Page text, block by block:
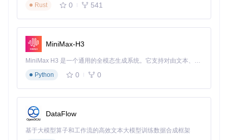
控制、日志记录等功能模块独立运行，互不干扰，既保证了操
作响应速度，又提高了系统稳定性。
🎮 场景化应用：不同游戏类型的适配策略
AI瞄准系统并非"一刀切"的解决方案，针对不同游戏类型需要
指南：
这类游戏的特点是视野开阔、目标移动灵活、交火距离变化
大。推荐配置：
Rust
0 541
MiniMax-H3
MiniMax H3 是一个通用的全模态生成系统。它支持对由文本、图像、视频和音频组成的多模态上下文进行统一理解，并能生成分辨率高达 2K、时长可达 15 秒的带原生立体声音频的视频。得益于面向任务泛化的系统设计，H3 在预训练阶段就已具备广泛的多模态上下文理解与生成能力，能够出色地执行复杂的多模态指令。
Python
0 0
DataFlow
基于大模型算子和工作流的高效文本大模型训练数据合成框架